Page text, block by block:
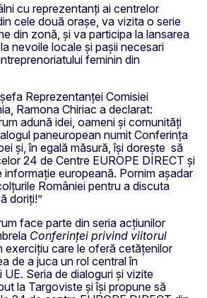
cu reprezentanţi ai centrelor
cele două oraşe, va vizita o serie
din zonă, şi va participa la lansarea
nevoile locale și pașii necesari
feminin din
Reprezentanței Comisiei
Ramona Chiriac a declarat:
adună idei, oameni şi comunităţi
paneuropean numit Conferinţa
şi, în egală măsură, îşi doreşte să
24 de Centre EUROPE DIRECT şi
informaţie europeană. Pornim aşadar
României pentru a discuta
doriţi!”
face parte din seria acţiunilor
Conferinței privind viitorul
exercițiu care le oferă cetățenilor
de a juca un rol central în
Seria de dialoguri și vizite
la Targoviste şi îşi propune să